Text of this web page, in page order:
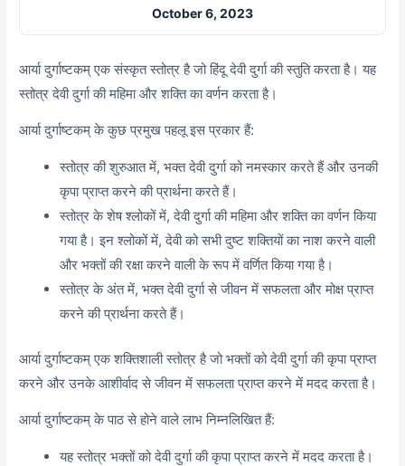
October 6, 2023
आर्या दुर्गाष्टकम् एक संस्कृत स्तोत्र है जो हिंदू देवी दुर्गा की स्तुति करता है। यह
स्तोत्र देवी दुर्गा की महिमा और शक्ति का वर्णन करता है।
आर्या दुर्गाष्टकम् के कुछ प्रमुख पहलू इस प्रकार हैं:
स्तोत्र की शुरुआत में, भक्त देवी दुर्गा को नमस्कार करते हैं और उनकी
कृपा प्राप्त करने की प्रार्थना करते हैं।
स्तोत्र के शेष श्लोकों में, देवी दुर्गा की महिमा और शक्ति का वर्णन किया
गया है। इन श्लोकों में, देवी को सभी दुष्ट शक्तियों का नाश करने वाली
और भक्तों की रक्षा करने वाली के रूप में वर्णित किया गया है।
स्तोत्र के अंत में, भक्त देवी दुर्गा से जीवन में सफलता और मोक्ष प्राप्त
करने की प्रार्थना करते हैं।
आर्या दुर्गाष्टकम् एक शक्तिशाली स्तोत्र है जो भक्तों को देवी दुर्गा की कृपा प्राप्त
करने और उनके आशीर्वाद से जीवन में सफलता प्राप्त करने में मदद करता है।
आर्या दुर्गाष्टकम् के पाठ से होने वाले लाभ निम्नलिखित हैं:
यह स्तोत्र भक्तों को देवी दुर्गा की कृपा प्राप्त करने में मदद करता है।